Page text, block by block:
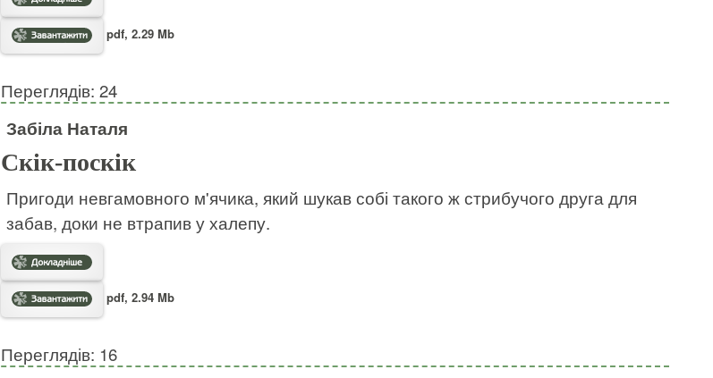
pdf, 2.29 Mb
Переглядів: 24
Забіла Наталя
Скік-поскік
Пригоди невгамовного м'ячика, який шукав собі такого ж стрибучого друга для
забав, доки не втрапив у халепу.
pdf, 2.94 Mb
Переглядів: 16